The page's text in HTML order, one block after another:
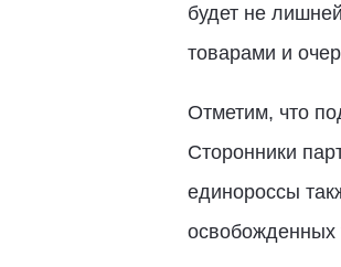
будет не
товарами и
Отметим, что
Сторонники
единороссы
освобожденных